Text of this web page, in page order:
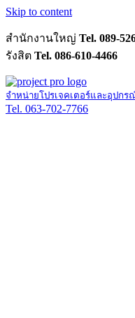
Skip to content
สำนักงานใหญ่ Tel. 089-
รังสิต Tel. 086-610-4466
จำหน่ายโปรเจคเตอร์และอุปก
Tel. 063-702-7766